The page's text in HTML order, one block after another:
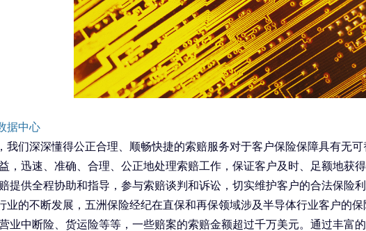
据中心
我们深深懂得公正合理、顺畅快捷的索赔服务对于客户保险保障具有无
，迅速、准确、合理、公正地处理索赔工作，保证客户及时、足额地获
提供全程协助和指导，参与索赔谈判和诉讼，切实维护客户的合法保险利
业的不断发展，五洲保险经纪在直保和再保领域涉及半导体行业客户的
业中断险、货运险等等，一些赔案的索赔金额超过千万美元。通过丰富